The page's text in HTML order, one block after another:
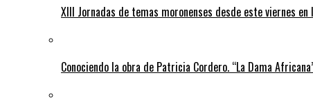
XIII Jornadas de temas moronenses desde este viernes en
Conociendo la obra de Patricia Cordero. “La Dama